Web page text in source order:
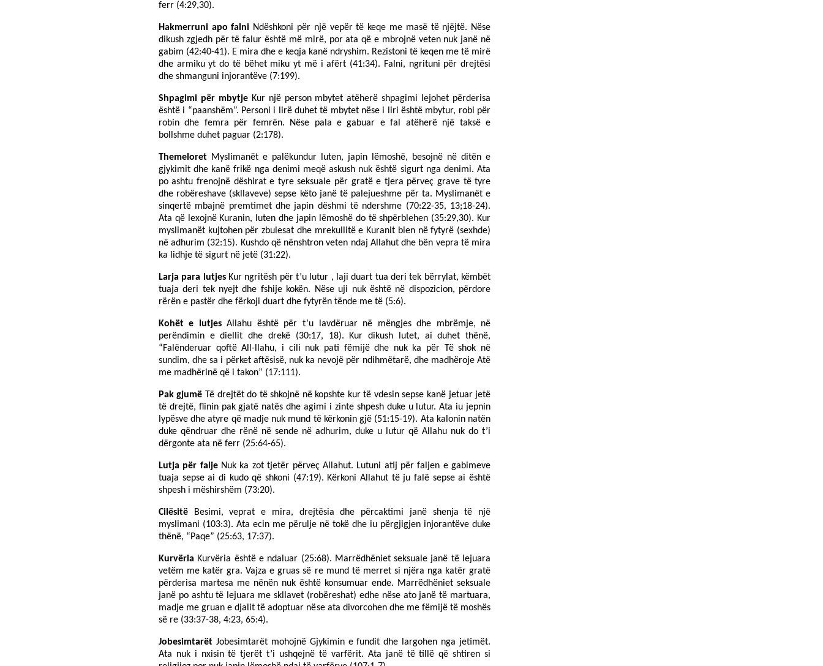
ferr (4:29,30).
Hakmerruni apo falni Ndëshkoni për një vepër të keqe me masë të njëjtë. Nëse
dikush zgjedh për të falur është më mirë, por ata që e mbrojnë veten nuk janë në
gabim (42:40-41). E mira dhe e keqja kanë ndryshim. Rezistoni të keqen me të mirë
dhe armiku yt do të bëhet miku yt më i afërt (41:34). Falni, ngrituni për drejtësi
dhe shmanguni injorantëve (7:199).
Shpagimi për mbytje Kur një person mbytet atëherë shpagimi lejohet përderisa
është i “paanshëm”. Personi i lirë duhet të mbytet nëse i liri është mbytur, robi për
robin dhe femra për femrën. Nëse pala e gabuar e fal atëherë një taksë e
bollshme duhet paguar (2:178).
Themeloret Myslimanët e palëkundur luten, japin lëmoshë, besojnë në ditën e
gjykimit dhe kanë frikë nga denimi meqë askush nuk është sigurt nga denimi. Ata
po ashtu frenojnë dëshirat e tyre seksuale për gratë e tjera përveç grave të tyre
dhe robëreshave (skllaveve) sepse këto janë të palejueshme për ta. Myslimanët e
sinqertë mbajnë premtimet dhe japin dëshmi të ndershme (70:22-35, 13;18-24).
Ata që lexojnë Kuranin, luten dhe japin lëmoshë do të shpërblehen (35:29,30). Kur
myslimanët kujtohen për zbulesat dhe mrekullitë e Kuranit bien në fytyrë (sexhde)
në adhurim (32:15). Kushdo që nënshtron veten ndaj Allahut dhe bën vepra të mira
ka lidhje të sigurt në jetë (31:22).
Larja para lutjesKur ngritësh për t’u lutur , laji duart tua deri tek bërrylat, këmbët
tuaja deri tek nyejt dhe fshije kokën. Nëse uji nuk është në dispozicion, përdore
rërën e pastër dhe fërkoji duart dhe fytyrën tënde me të (5:6).
Kohët e lutjesAllahu është për t’u lavdëruar në mëngjes dhe mbrëmje, në
perëndimin e diellit dhe drekë (30:17, 18). Kur dikush lutet, ai duhet thënë,
“Falënderuar qoftë All-llahu, i cili nuk pati fëmijë dhe nuk ka për Të shok në
sundim, dhe sa i përket aftësisë, nuk ka nevojë për ndihmëtarë, dhe madhëroje Atë
me madhërinë që i takon” (17:111).
Pak gjumë Të drejtët do të shkojnë në kopshte kur të vdesin sepse kanë jetuar jetë
të drejtë, flinin pak gjatë natës dhe agimi i zinte shpesh duke u lutur. Ata iu jepnin
lypësve dhe atyre që madje nuk mund të kërkonin gjë (51:15-19). Ata kalonin natën
duke qëndruar dhe rënë në sende në adhurim, duke u lutur që Allahu nuk do t’i
dërgonte ata në ferr (25:64-65).
Lutja për faljeNuk ka zot tjetër përveç Allahut. Lutuni atij për faljen e gabimeve
tuaja sepse ai di kudo që shkoni (47:19). Kërkoni Allahut të ju falë sepse ai është
shpesh i mëshirshëm (73:20).
Cilësitë
Besimi, veprat e mira, drejtësia dhe përcaktimi janë shenja të një
myslimani (103:3). Ata ecin me përulje në tokë dhe iu përgjigjen injorantëve duke
thënë, “Paqe” (25:63, 17:37).
Kurvëria Kurvëria është e ndaluar (25:68). Marrëdhëniet seksuale janë të lejuara
vetëm me katër gra. Vajza e gruas së re mund të merret si njëra nga katër gratë
përderisa martesa me nënën nuk është konsumuar ende. Marrëdhëniet seksuale
janë po ashtu të lejuara me skllavet (robëreshat) edhe nëse ato janë të martuara,
madje me gruan e djalit të adoptuar nëse ata divorcohen dhe me fëmijë të moshës
së re (33:37-38, 4:23, 65:4).
Jobesimtarët Jobesimtarët mohojnë Gjykimin e fundit dhe largohen nga jetimët.
Ata nuk i nxisin të tjerët t’i ushqejnë të varfërit. Ata janë të tillë që shtiren si